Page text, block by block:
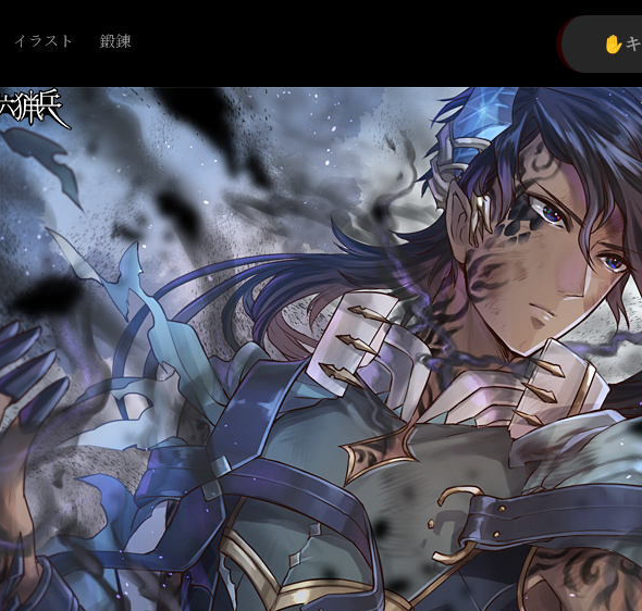
イラスト 鍛錬